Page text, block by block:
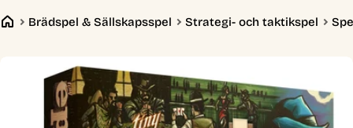
Brädspel & Sällskapsspel Strategi- och taktikspel